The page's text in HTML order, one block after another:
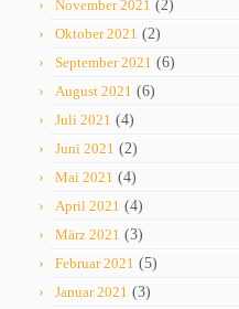
November 2021 (2)
Oktober 2021 (2)
September 2021 (6)
August 2021 (6)
Juli 2021 (4)
Juni 2021 (2)
Mai 2021 (4)
April 2021 (4)
März 2021 (3)
Februar 2021 (5)
Januar 2021 (3)